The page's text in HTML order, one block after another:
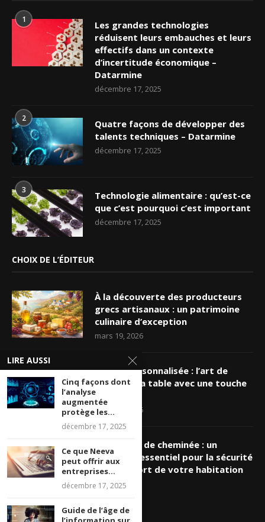
1
Les grandes technologies
réduisent leurs embauches et leurs
effectifs dans un contexte
d’incertitude économique –
Datarmine
décembre 17, 2025
2
Quatre façons de développer des
talents techniques – Datarmine
décembre 17, 2025
3
Technologie alimentaire : qu’est-ce
que c’est pourquoi c’est important
décembre 17, 2025
CHOIX DE L’ÉDITEUR
À la découverte des producteurs
grecs artisanaux : un patrimoine
culinaire d’exception
mars 19, 2026
Nappe personnalisée : l’art de
sublimer sa table avec une touche
unique
mars 16, 2026
Ramonage de cheminée : un
entretien essentiel pour la sécurité
et le confort de votre habitation
mars 8, 2026
LIRE AUSSI
Cinq façons dont
l’analyse
augmentée
protège les...
décembre 17, 2025
Ce que Neeva
peut offrir aux
entreprises...
décembre 17, 2025
Guide de l’âge de